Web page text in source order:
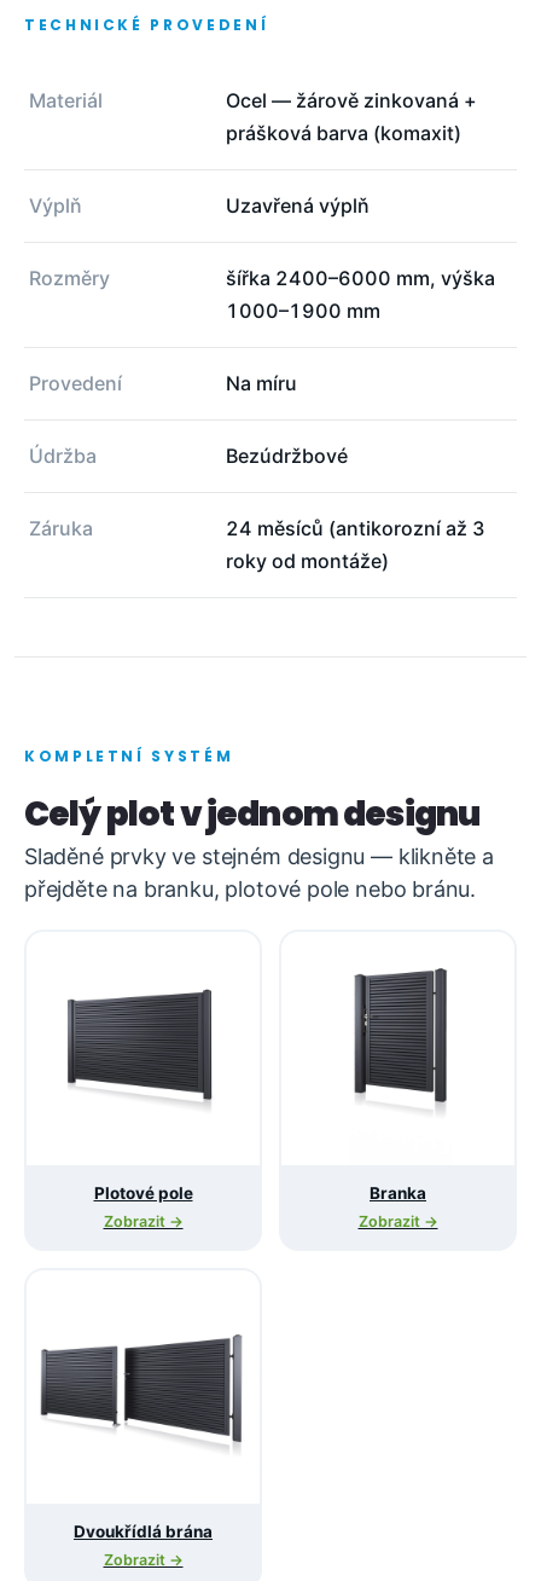
TECHNICKÉ PROVEDENÍ
Materiál
Ocel — žárově zinkovaná +
prášková barva (komaxit)
Výplň Uzavřená výplň
Rozměry
šířka 2400–6000 mm, výška
1000–1900 mm
Provedení Na míru
Údržba Bezúdržbové
Záruka
24 měsíců (antikorozní až 3
roky od montáže)
KOMPLETNÍ SYSTÉM
Celý plot v jednom designu
Sladěné prvky ve stejném designu — klikněte a
přejděte na branku, plotové pole nebo bránu.
Plotové pole
Zobrazit →
Branka
Zobrazit →
Dvoukřídlá brána
Zobrazit →